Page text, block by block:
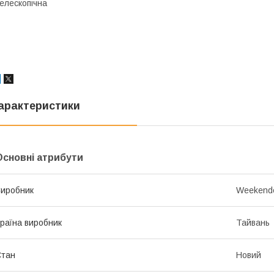
атрибути
виробник Тайвань
Новий